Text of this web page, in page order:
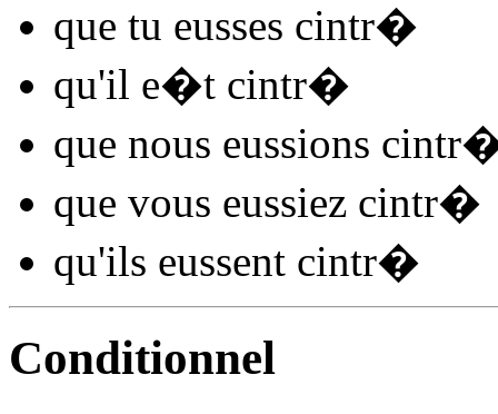
que tu eusses cintr�
qu'il e�t cintr�
que nous eussions cintr
que vous eussiez cintr�
qu'ils eussent cintr�
Conditionnel